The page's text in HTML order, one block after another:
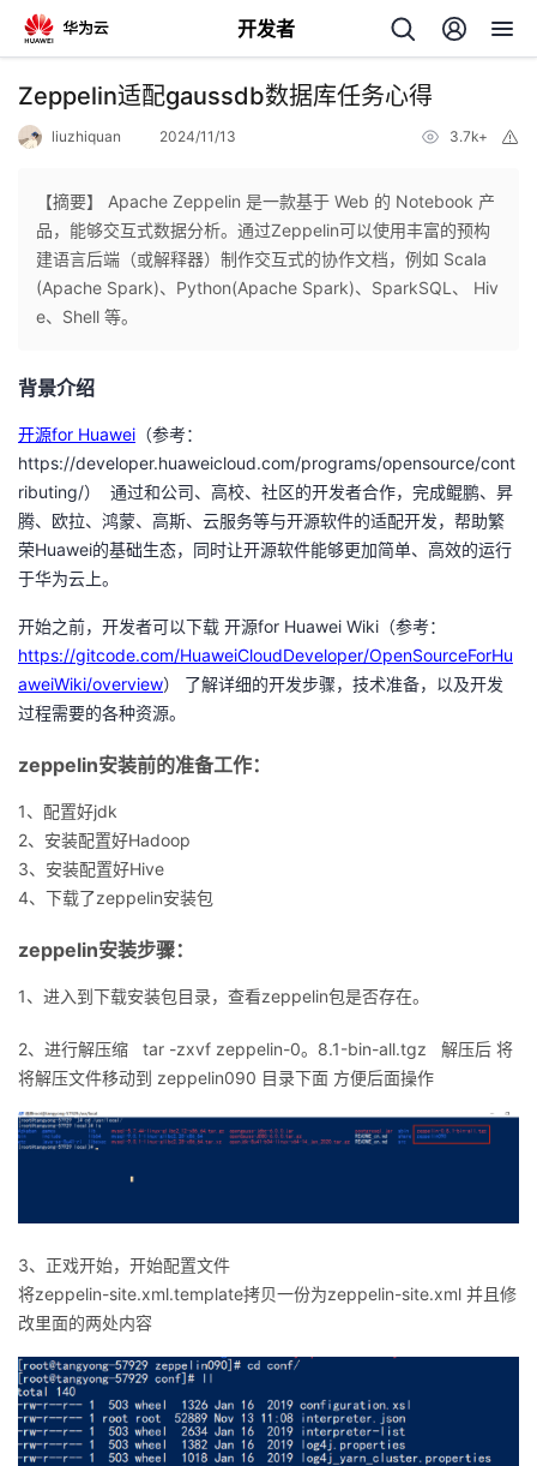
开发者
返
个
主
页
的
开
发
者
我
的
客
我
论
坛
的
圈
我
的
播
我
活
动
的
关
我
的
者
学
堂
我
的
我
我
支
持
我
的
技
我
的
Zeppelin适配gaussdb数据库任务心得
liuzhiquan 2024/11/13 3.7k+
【摘要】 Apache Zeppelin 是一款基于 Web 的 Notebook 产
品，能够交互式数据分析。通过Zeppelin可以使用丰富的预构
建语言后端（或解释器）制作交互式的协作文档，例如 Scala
(Apache Spark)、Python(Apache Spark)、SparkSQL、 Hiv
e、Shell 等。
背景介绍
开源for Huawei （参考：
https://developer.huaweicloud.com/programs/opensource/cont
ributing/） 通过和公司、高校、社区的开发者合作，完成鲲鹏、昇
腾、欧拉、鸿蒙、高斯、云服务等与开源软件的适配开发，帮助繁
荣Huawei的基础生态，同时让开源软件能够更加简单、高效的运行
于华为云上。
开始之前，开发者可以下载 开源for Huawei Wiki （参考：
https://gitcode.com/HuaweiCloudDeveloper/OpenSourceForHu
aweiWiki/overview）
了解详细的开发步骤，技术准备，以及开发
过程需要的各种资源。
zeppelin安装前的准备工作：
1、 配置好jdk
2、安装配置好Hadoop
3、安装配置好Hive
4、下载了zeppelin安装包
zeppelin安装步骤：
1、进入到下载安装包目录，查看zeppelin包是否存在。
2、进行解压缩 tar -zxvf zeppelin-0。8.1-bin-all.tgz 解压后 将
将解压文件移动到 zeppelin090 目录下面 方便后面操作
3、正戏开始，开始配置文件
将zeppelin-site.xml.template拷贝一份为zeppelin-site.xml 并且修
改里面的两处内容